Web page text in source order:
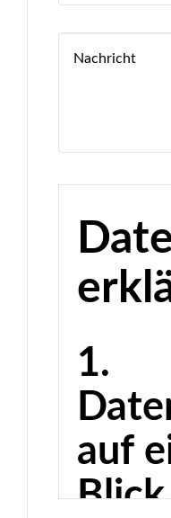
1.
auf
Blick